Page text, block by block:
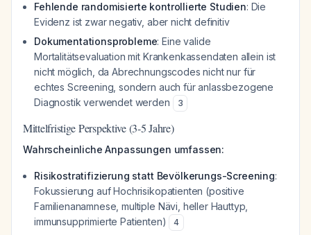
Fehlende randomisierte kontrollierte Studien: Die
Evidenz ist zwar negativ, aber nicht definitiv
Dokumentationsprobleme: Eine valide
Mortalitätsevaluation mit Krankenkassendaten allein ist
nicht möglich, da Abrechnungscodes nicht nur für
echtes Screening, sondern auch für anlassbezogene
Diagnostik verwendet werden
3
Mittelfristige Perspektive (3-5 Jahre)
Wahrscheinliche Anpassungen umfassen:
Risikostratifizierung statt Bevölkerungs-Screening:
Fokussierung auf Hochrisikopatienten (positive
Familienanamnese, multiple Nävi, heller Hauttyp,
immunsupprimierte Patienten)
4